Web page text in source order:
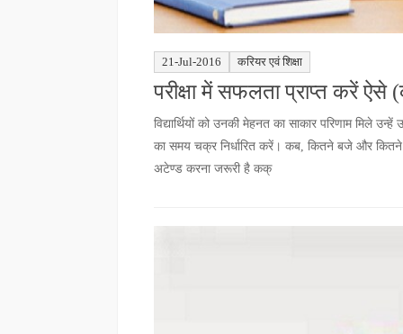
21-Jul-2016 करियर एवं शिक्षा
परीक्षा में सफलता प्राप्त करें ऐसे
विद्यार्थियों को उनकी मेहनत का साकार परिणाम मिले
का समय चक्र निर्धारित करें। कब, कितने बजे और
अटेण्ड करना जरूरी है कक्